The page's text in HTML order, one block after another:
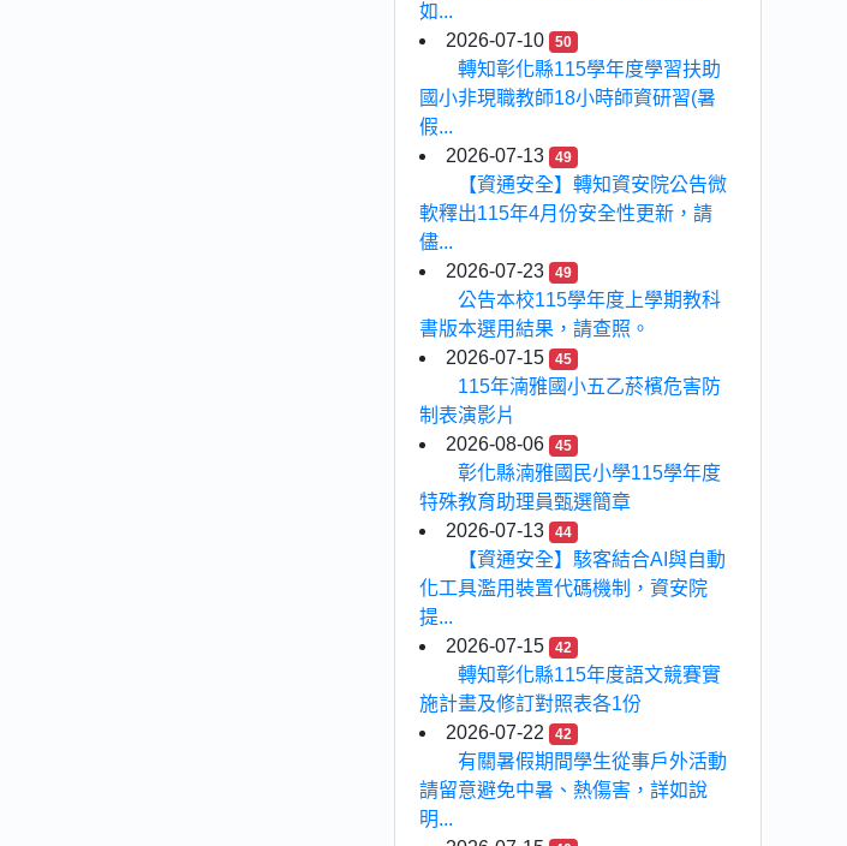
如...
2026-07-10
50
轉知彰化縣115學年度學習扶助
國小非現職教師18小時師資研習(暑
假...
2026-07-13
49
【資通安全】轉知資安院公告微
軟釋出115年4月份安全性更新，請
儘...
2026-07-23
49
公告本校115學年度上學期教科
書版本選用結果，請查照。
2026-07-15
45
115年湳雅國小五乙菸檳危害防
制表演影片
2026-08-06
45
彰化縣湳雅國民小學115學年度
特殊教育助理員甄選簡章
2026-07-13
44
【資通安全】駭客結合AI與自動
化工具濫用裝置代碼機制，資安院
提...
2026-07-15
42
轉知彰化縣115年度語文競賽實
施計畫及修訂對照表各1份
2026-07-22
42
有關暑假期間學生從事戶外活動
請留意避免中暑、熱傷害，詳如說
明...